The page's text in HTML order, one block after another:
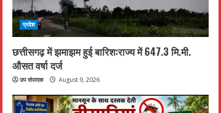
प्रदेश
छत्तीसगढ़ में झमाझम हुई बारिश:राज्य में 647.3 मि.मी.
औसत वर्षा दर्ज
उप संपादक August 9, 2026